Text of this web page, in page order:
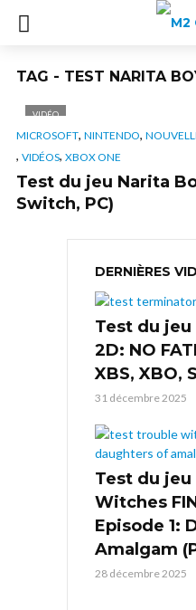
TAG - TEST NARITA
VIDÉO
MICROSOFT, NINTENDO,
, VIDÉOS, XBOX ONE
Test du jeu Narita
Switch, PC)
DERNIÈRES
Test du
2D: NO
XBS, XBO,
31 décembre 2025
Test du
Witches
Episode 1:
Amalgam
28 décembre 2025